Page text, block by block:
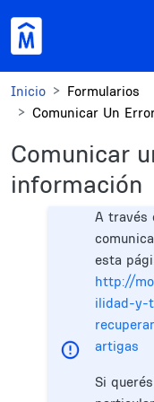
Inicio
Formularios
Comunicar Un
Comunicar
información
A través
esta
http://
ilidad-y-
artigas
Si